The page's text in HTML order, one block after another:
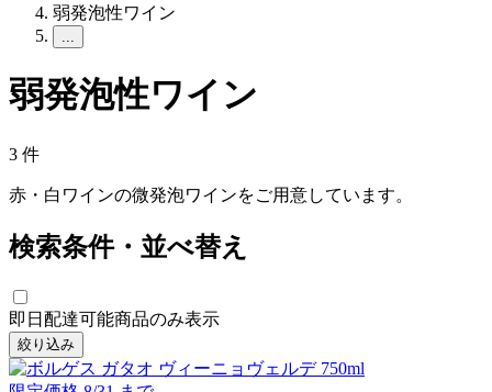
弱発泡性ワイン
...
弱発泡性ワイン
3 件
赤・白ワインの微発泡ワインをご用意しています。
検索条件・並べ替え
即日配達可能商品のみ表示
絞り込み